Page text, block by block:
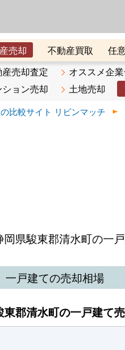
売却 不動産買取 任
展示場
ベスト不動産カ
売却査定 オススメ企
ション売却
土地売却
比較サイト リビンマッチ
岡県駿東郡清水町の一
一戸建ての売却相場
東郡清水町の一戸建て